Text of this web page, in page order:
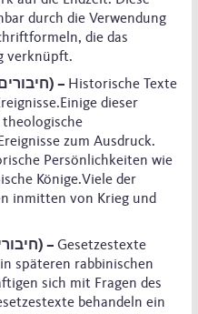
durch die Verwendung
die das
verknüpft.
Historische Texte (חיבורים היסטוריים) – Historische Texte
dieser
theologische
zum Ausdruck.
Persönlichkeiten wie
Könige.Viele der
inmitten von Krieg und
Gesetzliche Texte (חיבורים הלכתיים) – Gesetzestexte
späteren rabbinischen
sich mit Fragen des
behandeln ein